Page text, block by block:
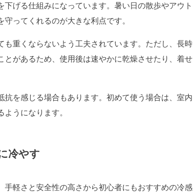
げる仕組みになっています。暑い日の散歩やアウト
ってくれるのが大きな利点です。
重くならないよう工夫されています。ただし、長時
とがあるため、使用後は速やかに乾燥させたり、着せ
抗を感じる場合もあります。初めて使う場合は、室内
うになります。
冷やす
軽さと安全性の高さから初心者にもおすすめの冷感